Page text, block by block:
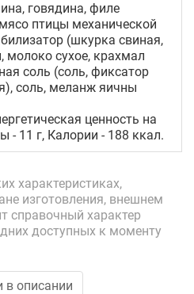
говядина, филе
птицы механической
(шкурка свиная,
молоко сухое, крахмал
соль (соль, фиксатор
соль, меланж яичны
ценность на
- 11 г, Калории - 188 ккал.
характеристиках,
изготовления, внешнем
справочный характер
доступных к моменту
в описании